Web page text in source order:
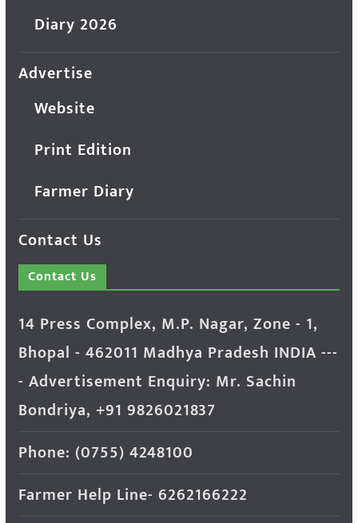
Diary 2026
Advertise
Website
Print Edition
Farmer Diary
Contact Us
Contact Us
14 Press Complex, M.P. Nagar, Zone - 1,
Bhopal - 462011 Madhya Pradesh INDIA ---
- Advertisement Enquiry: Mr. Sachin
Bondriya, +91 9826021837
Phone: (0755) 4248100
Farmer Help Line- 6262166222